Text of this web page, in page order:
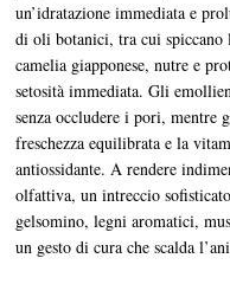
un’idratazione immediata e
di oli botanici, tra cui
camelia giapponese, nutre e
setosità immediata. Gli
senza occludere i pori, mentre
freschezza equilibrata e la
antiossidante. A rendere
olfattiva, un intreccio
gelsomino, legni aromatici,
un gesto di cura che scalda